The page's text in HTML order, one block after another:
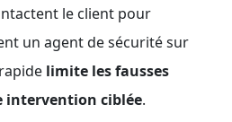
le client pour
un agent de sécurité sur
limite les fausses
intervention ciblée.